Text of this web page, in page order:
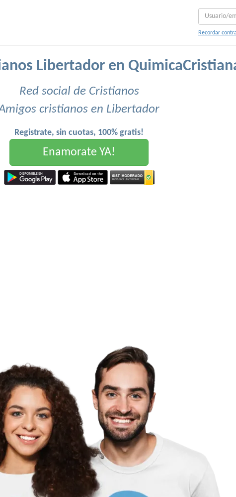
Recordar
Libertador en
Red social de Cristianos
cristianos en Libertador
Registrate, sin cuotas, 100% gratis!
Enamorate YA!